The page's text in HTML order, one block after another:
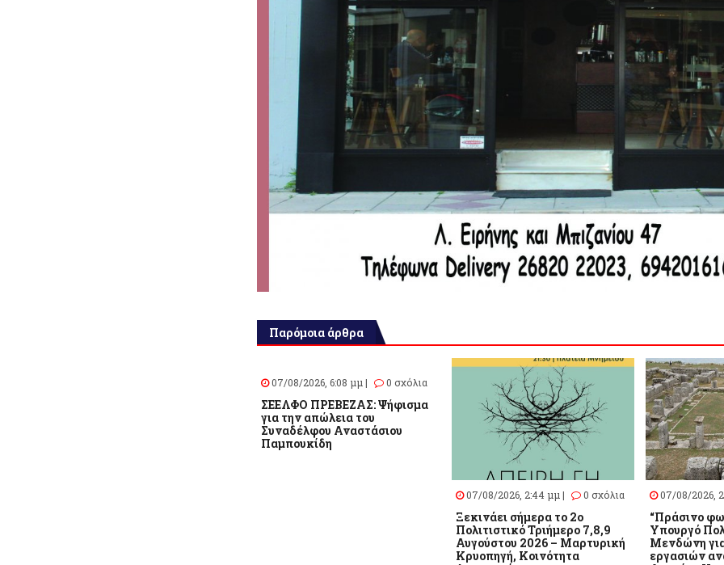
Παρόμοια άρθρα
07/08/2026, 6:08 μμ | 0 σχόλια
ΣΕΕΛΦΟ ΠΡΕΒΕΖΑΣ: Ψήφισμα
για την απώλεια του
Συναδέλφου Αναστάσιου
Παμπουκίδη
07/08/2026, 2:44 μμ | 0 σχόλια
Ξεκινάει σήμερα το 2ο
Πολιτιστικό Τριήμερο 7,8,9
Αυγούστου 2026 – Μαρτυρική
Κρυοπηγή, Κοινότητα
07/08/2026,
“Πράσινο
Υπουργό
Μενδώνη
εργασιών